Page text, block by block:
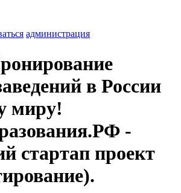
администрация
в России
миру!
-
стартап проект